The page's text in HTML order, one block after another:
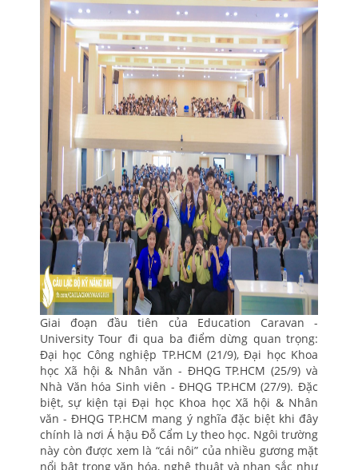
Giai đoạn đầu tiên của Education Caravan -
University Tour đi qua ba điểm dừng quan trọng:
Đại học Công nghiệp TP.HCM (21/9), Đại học Khoa
học Xã hội & Nhân văn - ĐHQG TP.HCM (25/9) và
Nhà Văn hóa Sinh viên - ĐHQG TP.HCM (27/9). Đặc
biệt, sự kiện tại Đại học Khoa học Xã hội & Nhân
văn - ĐHQG TP.HCM mang ý nghĩa đặc biệt khi đây
chính là nơi Á hậu Đỗ Cẩm Ly theo học. Ngôi trường
này còn được xem là “cái nôi” của nhiều gương mặt
nổi bật trong văn hóa, nghệ thuật và nhan sắc như